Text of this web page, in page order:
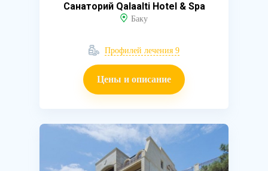
Санаторий Qalaalti Hotel & Spa
Баку
Профилей лечения 9
Цены и описание